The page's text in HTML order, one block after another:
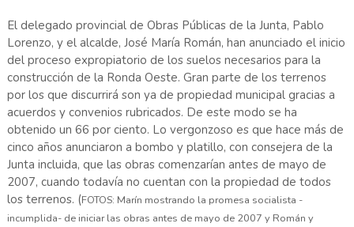
El delegado provincial de Obras Públicas de la Junta, Pablo
Lorenzo, y el alcalde, José María Román, han anunciado el inicio
del proceso expropiatorio de los suelos necesarios para la
construcción de la Ronda Oeste. Gran parte de los terrenos
por los que discurrirá son ya de propiedad municipal gracias a
acuerdos y convenios rubricados. De este modo se ha
obtenido un 66 por ciento. Lo vergonzoso es que hace más de
cinco años anunciaron a bombo y platillo, con consejera de la
Junta incluida, que las obras comenzarían antes de mayo de
2007, cuando todavía no cuentan con la propiedad de todos
los terrenos. (FOTOS: Marín mostrando la promesa socialista -
incumplida- de iniciar las obras antes de mayo de 2007 y Román y